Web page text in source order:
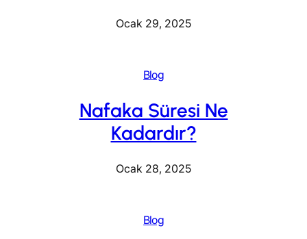
Ocak 29, 2025
Blog
Nafaka Süresi Ne
Kadardır?
Ocak 28, 2025
Blog